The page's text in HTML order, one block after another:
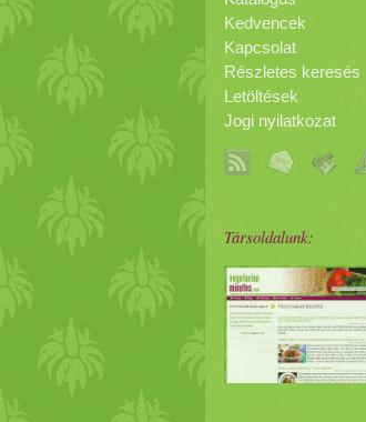
Kedvencek
Kapcsolat
Részletes keresés
Letöltések
Jogi nyilatkozat
Társoldalunk: